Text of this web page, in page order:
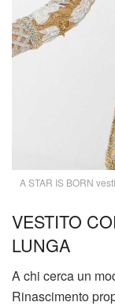
A STAR IS BORN
VESTITO
LUNGA
A chi cerca un
Rinascimento